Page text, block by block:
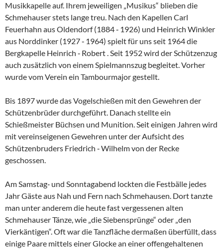
Musikkapelle auf. Ihrem jeweiligen „Musikus“ blieben die
Schmehauser stets lange treu. Nach den Kapellen Carl
Feuerhahn aus Oldendorf (1884 ‑ 1926) und Heinrich Winkler
aus Norddinker (1927 ‑ 1964) spielt für uns seit 1964 die
Bergkapelle Heinrich ‑ Robert . Seit 1952 wird der Schützenzug
auch zusätzlich von einem Spielmannszug begleitet. Vorher
wurde vom Verein ein Tambourmajor gestellt.
Bis 1897 wurde das Vogelschießen mit den Gewehren der
Schützenbrüder durchgeführt. Danach stellte ein
Schießmeister Büchsen und Munition. Seit einigen Jahren wird
mit vereinseigenen Gewehren unter der Aufsicht des
Schützenbruders Friedrich ‑ Wilhelm von der Recke
geschossen.
Am Samstag‑ und Sonntagabend lockten die Festbälle jedes
Jahr Gäste aus Nah und Fern nach Schmehausen. Dort tanzte
man unter anderem die heute fast vergessenen alten
Schmehauser Tänze, wie „die Siebensprünge“ oder „den
Vierkäntigen“. Oft war die Tanzfläche dermaßen überfüllt, dass
einige Paare mittels einer Glocke an einer offengehaltenen